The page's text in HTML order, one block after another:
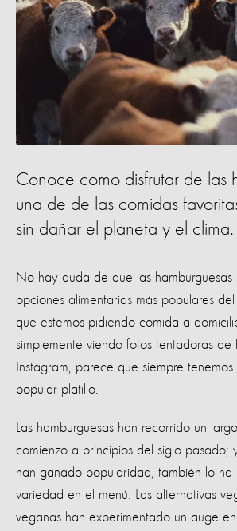
Conoce como disfrutar de las
una de de las comidas
sin dañar el planeta y el clima.
No hay duda de que las hamburguesas
opciones alimentarias más populares
que estemos pidiendo comida a
simplemente viendo fotos tentadoras de
Instagram, parece que siempre
popular platillo.
Las hamburguesas han recorrido un
comienzo a principios del siglo pasado;
han ganado popularidad, también lo ha
variedad en el menú. Las alternativas
veganas han experimentado un auge en